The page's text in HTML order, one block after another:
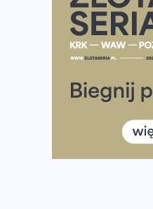
Już w tę sobotę 35. Bieg
Wystartuje rekordowa
35. Bieg Powstania
Ile razy w tygodniu
często biegać, żeby robić
Już w ten weekend!
i Półmaraton Szczeciński.